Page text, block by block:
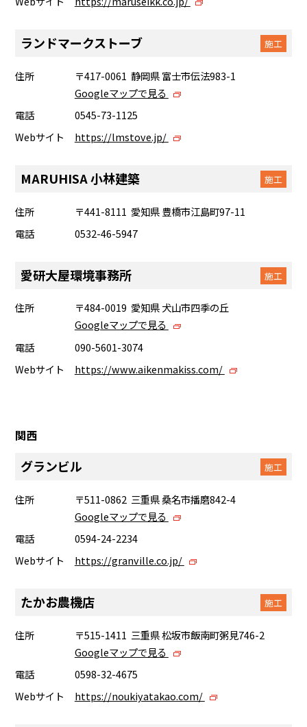
ランドマークストーブ 施工
住所
〒417-0061 静岡県 富士市伝法983-1
Googleマップで見る
電話
0545-73-1125
Webサイト
https://lmstove.jp/
MARUHISA 小林建築 施工
住所
〒441-8111 愛知県 豊橋市江島町97-11
電話
0532-46-5947
愛研大屋環境事務所 施工
住所
〒484-0019 愛知県 犬山市四季の丘
Googleマップで見る
電話
090-5601-3074
Webサイト
https://www.aikenmakiss.com/
関西
グランビル 施工
住所
〒511-0862 三重県 桑名市播磨842-4
Googleマップで見る
電話
0594-24-2234
Webサイト
https://granville.co.jp/
たかお農機店 施工
住所
〒515-1411 三重県 松坂市飯南町粥見746-2
Googleマップで見る
電話
0598-32-4675
Webサイト
https://noukiyatakao.com/